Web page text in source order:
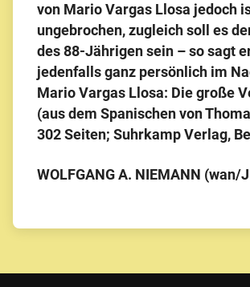
von Mario Vargas Llosa jedoch
ungebrochen, zugleich soll es
des 88-Jährigen sein – so sagt
jedenfalls ganz persönlich im
Mario Vargas Llosa: Die große
(aus dem Spanischen von
302 Seiten; Suhrkamp Verlag,
WOLFGANG A. NIEMANN (wan/